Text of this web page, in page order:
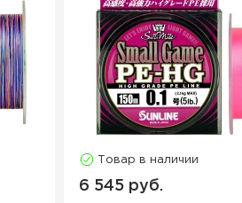
Товар в наличии
6 545 руб.